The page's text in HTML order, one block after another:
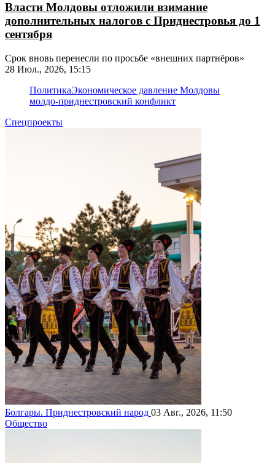
Власти Молдовы отложили взимание
дополнительных налогов с Приднестровья до 1
сентября
Срок вновь перенесли по просьбе «внешних партнёров»
28 Июл., 2026, 15:15
ПолитикаЭкономическое давление Молдовы
молдо-приднестровский конфликт
Спецпроекты
Болгары. Приднестровский народ 03 Авг., 2026, 11:50
Общество